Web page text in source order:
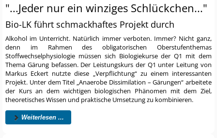
"...Jeder nur ein winziges Schlückchen..."
Bio-LK führt schmackhaftes Projekt durch
Alkohol im Unterricht. Natürlich immer verboten. Immer? Nicht ganz,
denn im Rahmen des obligatorischen Oberstufenthemas
Stoffwechselphysiologie müssen sich Biologiekurse der Q1 mit dem
Thema Gärung befassen. Der Leistungskurs der Q1 unter Leitung von
Markus Eckert nutzte diese „Verpflichtung“ zu einem interessanten
Projekt. Unter dem Titel „Anaerobe Dissimilation – Gärungen“ arbeitete
der Kurs an dem wichtigen biologischen Phänomen mit dem Ziel,
theoretisches Wissen und praktische Umsetzung zu kombinieren.
Weiterlesen ...